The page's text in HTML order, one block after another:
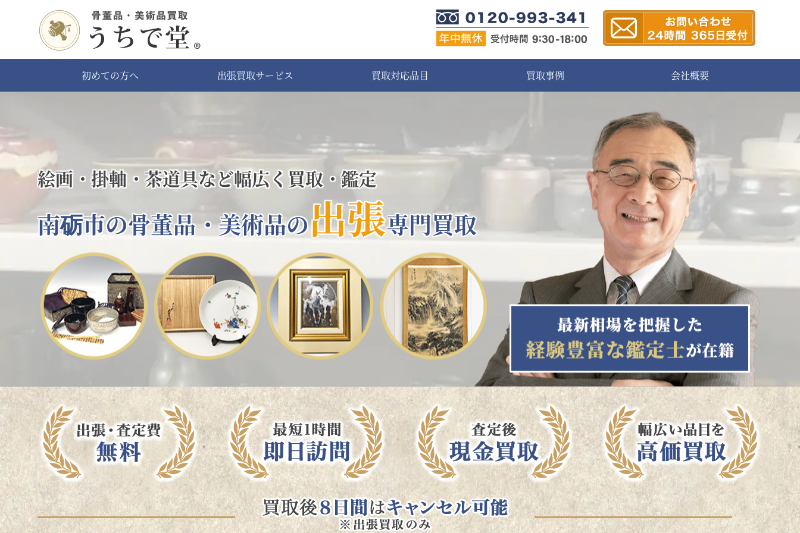
初めての方へ 出張買取サービス 買取対応品目 買取事例 会社概要
絵画・掛軸・茶道具など幅広く買取・鑑定
南砺市の骨董品・美術品の出張専門買取